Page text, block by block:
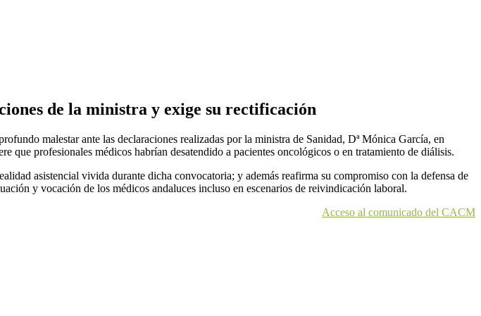
de la ministra y exige su rectificación
malestar ante las declaraciones realizadas por la ministra de Sanidad, Dª Mónica García, en
que profesionales médicos habrían desatendido a pacientes oncológicos o en tratamiento de diálisis.
asistencial vivida durante dicha convocatoria; y además reafirma su compromiso con la defensa de
y vocación de los médicos andaluces incluso en escenarios de reivindicación laboral.
Acceso al comunicado del CACM